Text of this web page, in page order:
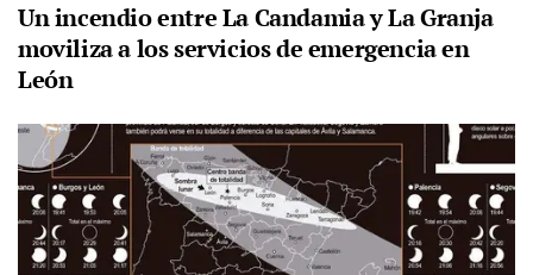
Un incendio entre La Candamia y La Granja
moviliza a los servicios de emergencia en
León